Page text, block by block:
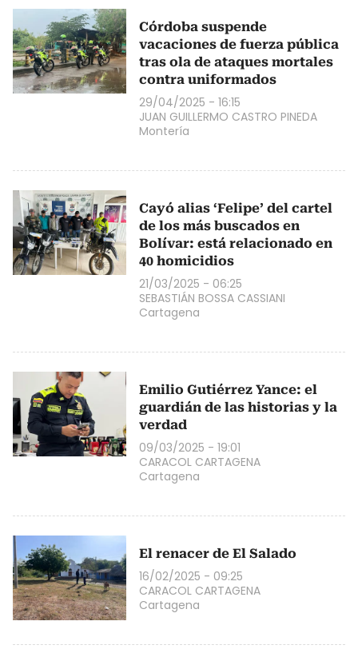
Córdoba suspende
vacaciones de fuerza pública
tras ola de ataques mortales
contra uniformados
29/04/2025 - 16:15
JUAN GUILLERMO CASTRO PINEDA
Montería
Cayó alias ‘Felipe’ del cartel
de los más buscados en
Bolívar: está relacionado en
40 homicidios
21/03/2025 - 06:25
SEBASTIÁN BOSSA CASSIANI
Cartagena
Emilio Gutiérrez Yance: el
guardián de las historias y la
verdad
09/03/2025 - 19:01
CARACOL CARTAGENA
Cartagena
El renacer de El Salado
16/02/2025 - 09:25
CARACOL CARTAGENA
Cartagena